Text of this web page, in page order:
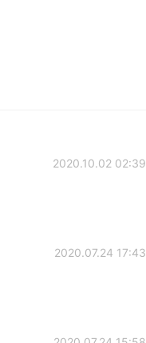
2020.10.02 02:39
2020.07.24 17:43